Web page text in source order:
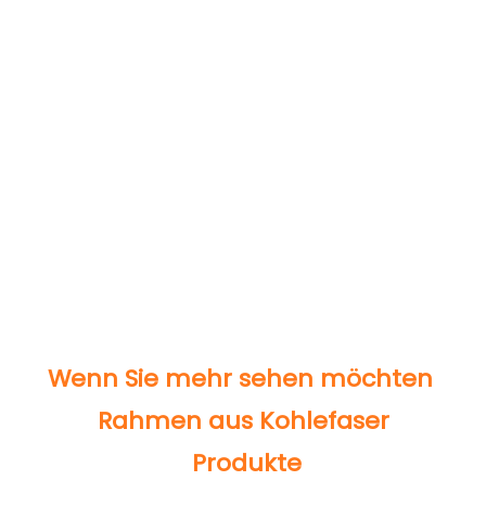
Rahmen aus Kohlefaser
Produkte